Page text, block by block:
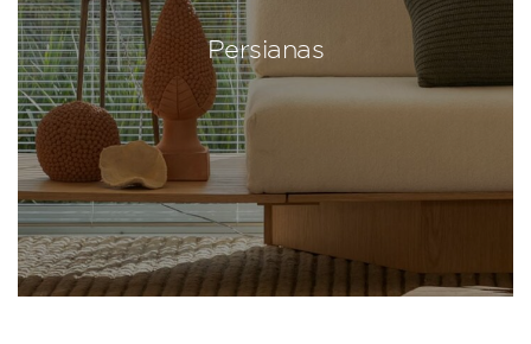
Persianas